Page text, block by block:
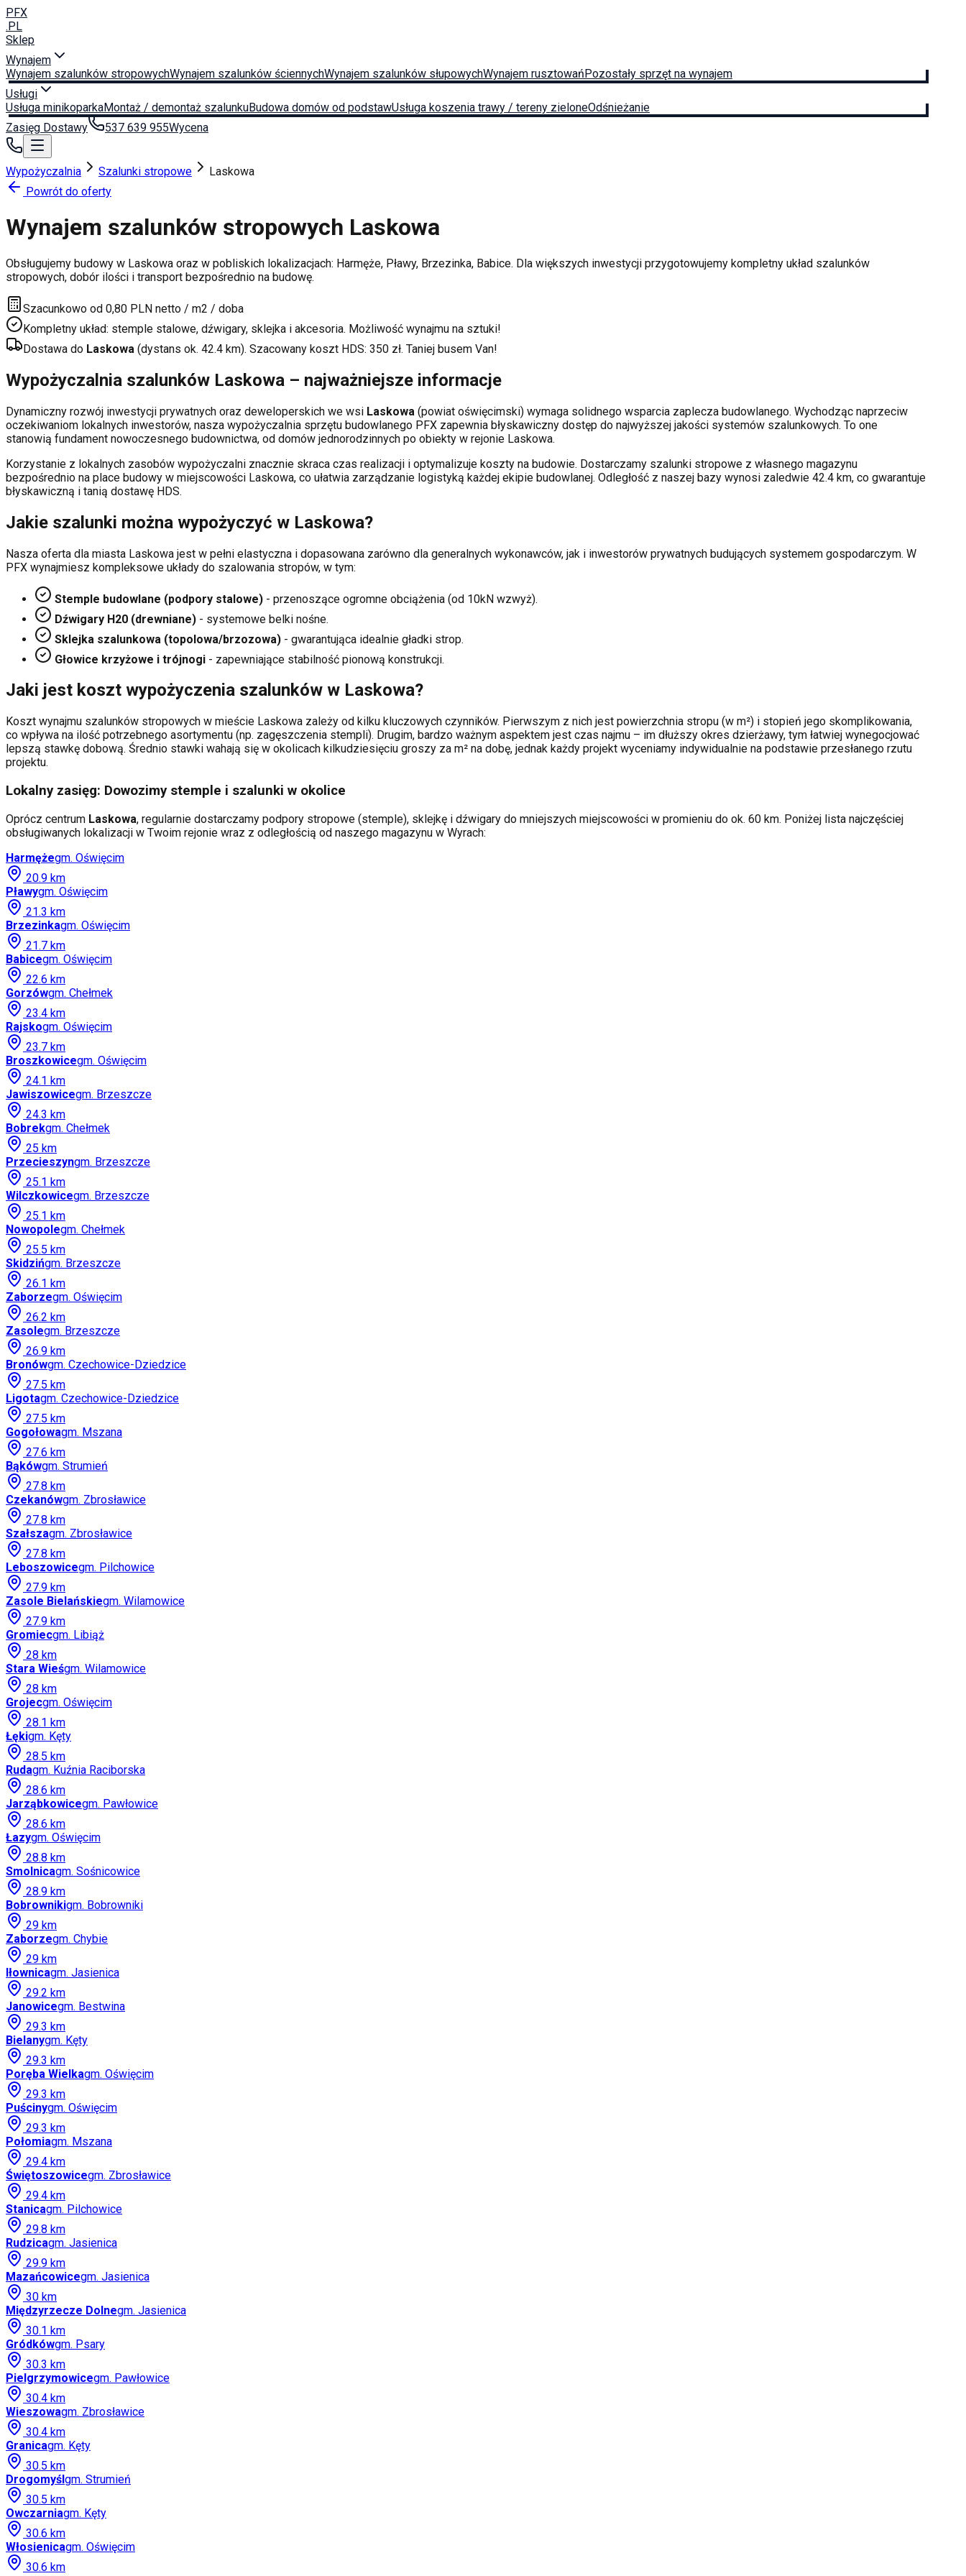
PFX
.PL
Sklep
Wynajem
Wynajem szalunków stropowychWynajem szalunków ściennychWynajem szalunków słupowychWynajem rusztowańPozostały sprzęt na wynajem
Usługi
Usługa minikoparkaMontaż / demontaż szalunkuBudowa domów od podstawUsługa koszenia trawy / tereny zieloneOdśnieżanie
Zasięg Dostawy
537 639 955Wycena
Wypożyczalnia Szalunki stropowe
Laskowa
Powrót do oferty
Wynajem szalunków stropowych Laskowa
Obsługujemy budowy w Laskowa oraz w pobliskich lokalizacjach: Harmęże, Pławy, Brzezinka, Babice. Dla większych inwestycji przygotowujemy kompletny układ szalunków
stropowych, dobór ilości i transport bezpośrednio na budowę.
Szacunkowo od 0,80 PLN netto / m2 / doba
Kompletny układ: stemple stalowe, dźwigary, sklejka i akcesoria. Możliwość wynajmu na sztuki!
Dostawa do Laskowa (dystans ok. 42.4 km). Szacowany koszt HDS: 350 zł. Taniej busem Van!
Wypożyczalnia szalunków Laskowa – najważniejsze informacje
Dynamiczny rozwój inwestycji prywatnych oraz deweloperskich we wsi Laskowa (powiat oświęcimski) wymaga solidnego wsparcia zaplecza budowlanego. Wychodząc naprzeciw
oczekiwaniom lokalnych inwestorów, nasza wypożyczalnia sprzętu budowlanego PFX zapewnia błyskawiczny dostęp do najwyższej jakości systemów szalunkowych. To one
stanowią fundament nowoczesnego budownictwa, od domów jednorodzinnych po obiekty w rejonie Laskowa.
Korzystanie z lokalnych zasobów wypożyczalni znacznie skraca czas realizacji i optymalizuje koszty na budowie. Dostarczamy szalunki stropowe z własnego magazynu
bezpośrednio na place budowy w miejscowości Laskowa, co ułatwia zarządzanie logistyką każdej ekipie budowlanej. Odległość z naszej bazy wynosi zaledwie 42.4 km, co gwarantuje
błyskawiczną i tanią dostawę HDS.
Jakie szalunki można wypożyczyć w Laskowa?
Nasza oferta dla miasta Laskowa jest w pełni elastyczna i dopasowana zarówno dla generalnych wykonawców, jak i inwestorów prywatnych budujących systemem gospodarczym. W
PFX wynajmiesz kompleksowe układy do szalowania stropów, w tym:
Stemple budowlane (podpory stalowe) - przenoszące ogromne obciążenia (od 10kN wzwyż).
Dźwigary H20 (drewniane) - systemowe belki nośne.
Sklejka szalunkowa (topolowa/brzozowa) - gwarantująca idealnie gładki strop.
Głowice krzyżowe i trójnogi - zapewniające stabilność pionową konstrukcji.
Jaki jest koszt wypożyczenia szalunków w Laskowa?
Koszt wynajmu szalunków stropowych w mieście Laskowa zależy od kilku kluczowych czynników. Pierwszym z nich jest powierzchnia stropu (w m²) i stopień jego skomplikowania,
co wpływa na ilość potrzebnego asortymentu (np. zagęszczenia stempli). Drugim, bardzo ważnym aspektem jest czas najmu – im dłuższy okres dzierżawy, tym łatwiej wynegocjować
lepszą stawkę dobową. Średnio stawki wahają się w okolicach kilkudziesięciu groszy za m² na dobę, jednak każdy projekt wyceniamy indywidualnie na podstawie przesłanego rzutu
projektu.
Lokalny zasięg: Dowozimy stemple i szalunki w okolice
Oprócz centrum Laskowa, regularnie dostarczamy podpory stropowe (stemple), sklejkę i dźwigary do mniejszych miejscowości w promieniu do ok. 60 km. Poniżej lista najczęściej
obsługiwanych lokalizacji w Twoim rejonie wraz z odległością od naszego magazynu w Wyrach:
Harmężegm. Oświęcim
20.9 km
Pławygm. Oświęcim
21.3 km
Brzezinkagm. Oświęcim
21.7 km
Babicegm. Oświęcim
22.6 km
Gorzówgm. Chełmek
23.4 km
Rajskogm. Oświęcim
23.7 km
Broszkowicegm. Oświęcim
24.1 km
Jawiszowicegm. Brzeszcze
24.3 km
Bobrekgm. Chełmek
25 km
Przecieszyngm. Brzeszcze
25.1 km
Wilczkowicegm. Brzeszcze
25.1 km
Nowopolegm. Chełmek
25.5 km
Skidzińgm. Brzeszcze
26.1 km
Zaborzegm. Oświęcim
26.2 km
Zasolegm. Brzeszcze
26.9 km
Bronówgm. Czechowice-Dziedzice
27.5 km
Ligotagm. Czechowice-Dziedzice
27.5 km
Gogołowagm. Mszana
27.6 km
Bąkówgm. Strumień
27.8 km
Czekanówgm. Zbrosławice
27.8 km
Szałszagm. Zbrosławice
27.8 km
Leboszowicegm. Pilchowice
27.9 km
Zasole Bielańskiegm. Wilamowice
27.9 km
Gromiecgm. Libiąż
28 km
Stara Wieśgm. Wilamowice
28 km
Grojecgm. Oświęcim
28.1 km
Łękigm. Kęty
28.5 km
Rudagm. Kuźnia Raciborska
28.6 km
Jarząbkowicegm. Pawłowice
28.6 km
Łazygm. Oświęcim
28.8 km
Smolnicagm. Sośnicowice
28.9 km
Bobrownikigm. Bobrowniki
29 km
Zaborzegm. Chybie
29 km
Iłownicagm. Jasienica
29.2 km
Janowicegm. Bestwina
29.3 km
Bielanygm. Kęty
29.3 km
Poręba Wielkagm. Oświęcim
29.3 km
Puścinygm. Oświęcim
29.3 km
Połomiagm. Mszana
29.4 km
Świętoszowicegm. Zbrosławice
29.4 km
Stanicagm. Pilchowice
29.8 km
Rudzicagm. Jasienica
29.9 km
Mazańcowicegm. Jasienica
30 km
Międzyrzecze Dolnegm. Jasienica
30.1 km
Gródkówgm. Psary
30.3 km
Pielgrzymowicegm. Pawłowice
30.4 km
Wieszowagm. Zbrosławice
30.4 km
Granicagm. Kęty
30.5 km
Drogomyślgm. Strumień
30.5 km
Owczarniagm. Kęty
30.6 km
Włosienicagm. Oświęcim
30.6 km